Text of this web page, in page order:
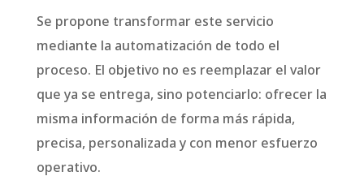
Se propone transformar este servicio
mediante la automatización de todo el
proceso. El objetivo no es reemplazar el valor
que ya se entrega, sino potenciarlo: ofrecer la
misma información de forma más rápida,
precisa, personalizada y con menor esfuerzo
operativo.